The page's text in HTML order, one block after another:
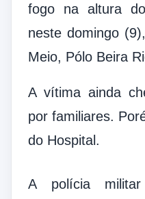
fogo na altura
neste domingo
Meio, Pólo Beira
A vítima ainda
por familiares.
do Hospital.
A polícia